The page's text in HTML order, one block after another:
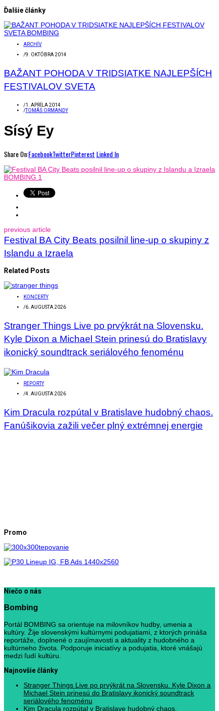
Ďalšie články
ARCHÍV
/9. OKTÓBRA 2014
BAŽANT POHODA V TRIDSIATKE NAJLEPŠÍCH
FESTIVALOV SVETA
/1. APRÍLA 2014
/TOMÁŠ ORMANDY
Sísý Ey
Share On:FacebookTwitterPinterest Linked In
previous article
Festival BA City Beats posilnil line-up o skupiny z
Islandu a Izraela
Related Posts
KONCERTY
/6. AUGUSTA 2026
Stranger Things Live po prvýkrát na Slovensku.
Kyle Dixon a Michael Stein prinesú do Bratislavy
ikonický soundtrack seriálového fenoménu
REPORTY
/4. AUGUSTA 2026
Kim Dracula rozpútal v Bratislave hudobný chaos.
Fanúšikovia zažili večer plný extrémnej energie
Promo
Niečo o nás
Bombing
Portál BOMBING sa orientuje na milovníkov hudby, umenia a
kultúry. Žije slovenskými kultúrnymi podujatiami, z ktorých prináša
reportáže, doplnené o zaujímavosti a aktuality z hudobného a
kultúrneho života. Podporuje iniciatívy a podujatia, ktoré vnášajú
medzi ľudí kultúru.
Najnovšie články
Stranger Things Live po prvýkrát na Slovensku. Kyle Dixon a
Michael Stein prinesú do Bratislavy ikonický soundtrack
seriálového fenoménu
Kim Dracula rozpútal v Bratislave hudobný chaos.